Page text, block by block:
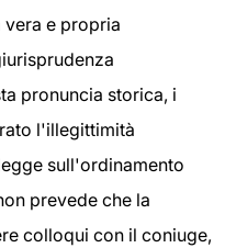
vera e propria
pronuncia storica, i
l'illegittimità
sull'ordinamento
prevede che la
colloqui con il coniuge,